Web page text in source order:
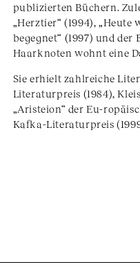
publizierten Büchern.
„Herztier“ (1994),
begegnet“ (1997) und
Haarknoten wohnt eine
Sie erhielt zahlreiche
Literaturpreis (1984),
„Aristeion“ der Eu-
Kafka-Literaturpreis